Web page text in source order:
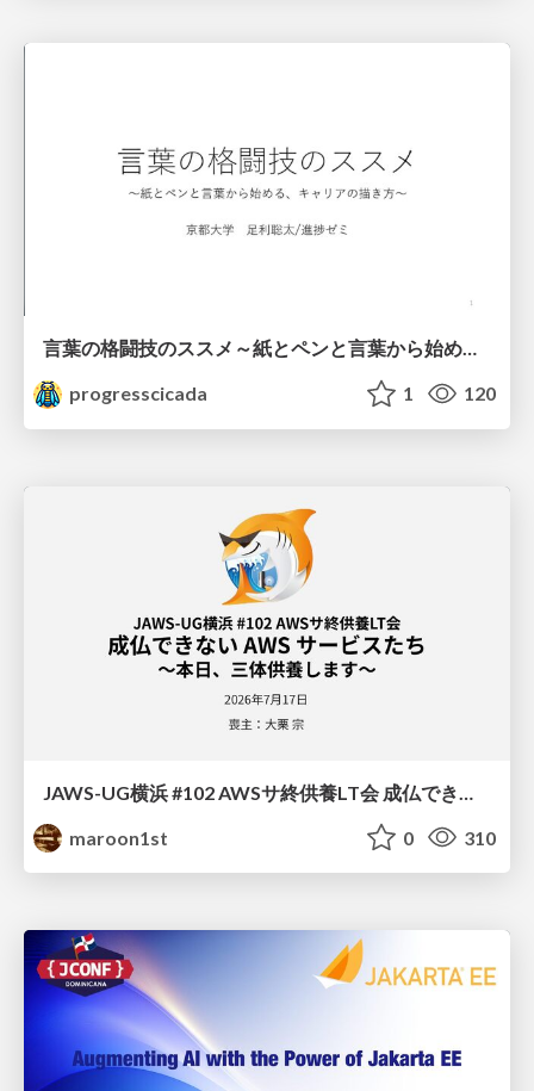
言葉の格闘技のススメ～紙とペンと言葉から始める、キャリアの描き方～
progresscicada
1 120
maroon1st
0 310